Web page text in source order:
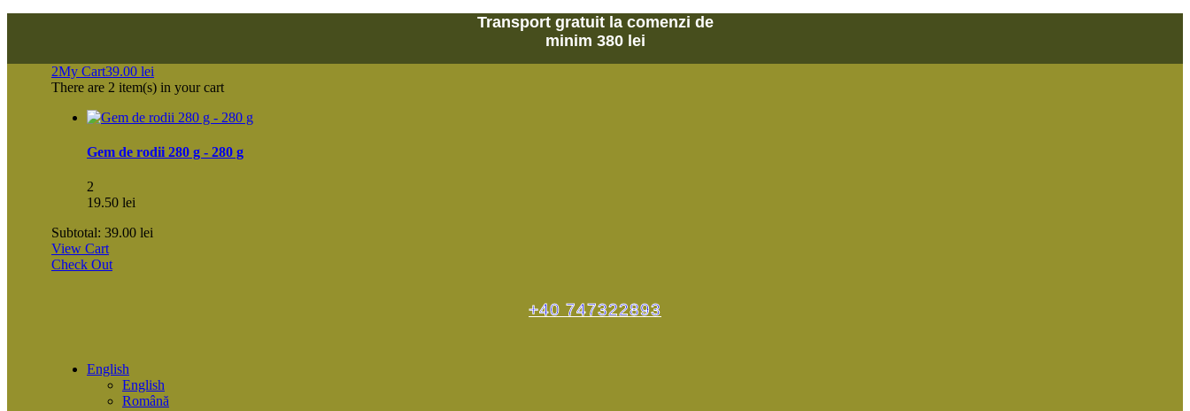
Transport gratuit la comenzi de
minim 380 lei
2My Cart39.00 lei
There are 2 item(s) in your cart
Gem de rodii 280 g - 280 g
2
19.50 lei
Subtotal: 39.00 lei
View Cart
Check Out
+40 747322893
English
English
Română